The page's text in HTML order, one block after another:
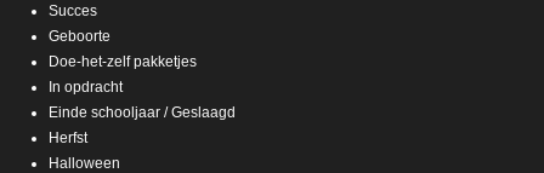
Succes
Geboorte
Doe-het-zelf pakketjes
In opdracht
Einde schooljaar / Geslaagd
Herfst
Halloween